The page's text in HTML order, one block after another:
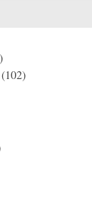
Produkte
102102